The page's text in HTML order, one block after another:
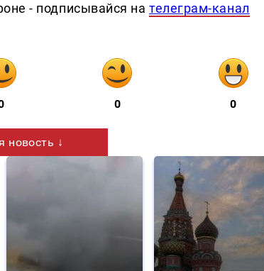
- подписывайся нателеграм-канал
0 0
новость ↓